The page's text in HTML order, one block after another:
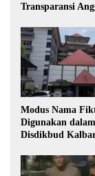
Transparansi
Modus Nama
Digunakan
Disdikbud